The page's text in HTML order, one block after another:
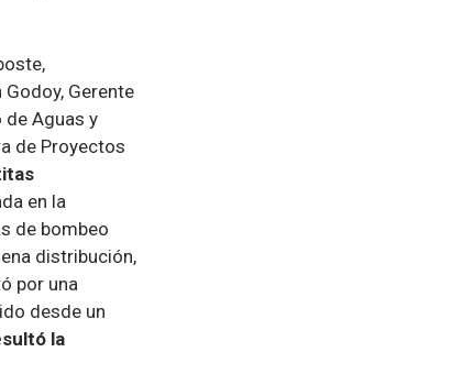
Gerente
de Aguas y
de Proyectos
en la
de bombeo
distribución,
por una
desde un
la